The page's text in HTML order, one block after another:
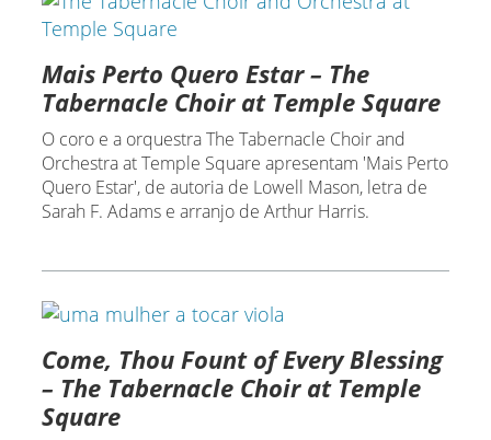
Mais Perto Quero Estar – The
Tabernacle Choir at Temple Square
O coro e a orquestra The Tabernacle Choir and
Orchestra at Temple Square apresentam 'Mais Perto
Quero Estar', de autoria de Lowell Mason, letra de
Sarah F. Adams e arranjo de Arthur Harris.
Come, Thou Fount of Every Blessing
– The Tabernacle Choir at Temple
Square